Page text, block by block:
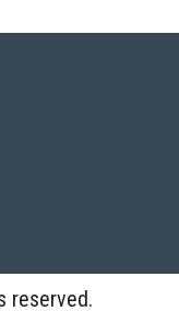
reserved.